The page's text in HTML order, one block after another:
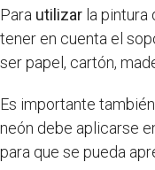
Para utilizar la pintura
tener en cuenta el
ser papel, cartón,
Es importante
neón debe aplicarse
para que se pueda